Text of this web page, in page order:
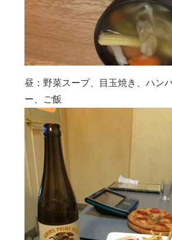
昼：野菜スープ、目玉焼き、ハン
ー、ご飯